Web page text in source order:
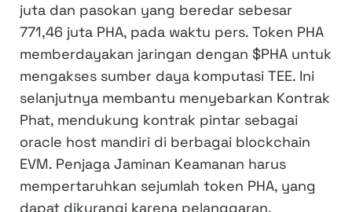
juta dan pasokan yang beredar sebesar
771,46 juta PHA, pada waktu pers. Token PHA
memberdayakan jaringan dengan $PHA untuk
mengakses sumber daya komputasi TEE. Ini
selanjutnya membantu menyebarkan Kontrak
Phat, mendukung kontrak pintar sebagai
oracle host mandiri di berbagai blockchain
EVM. Penjaga Jaminan Keamanan harus
mempertaruhkan sejumlah token PHA, yang
dapat dikurangi karena pelanggaran.